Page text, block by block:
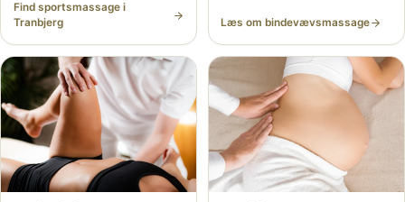
Find sports­massage i
Tranbjerg
Læs om bindevævs­massage